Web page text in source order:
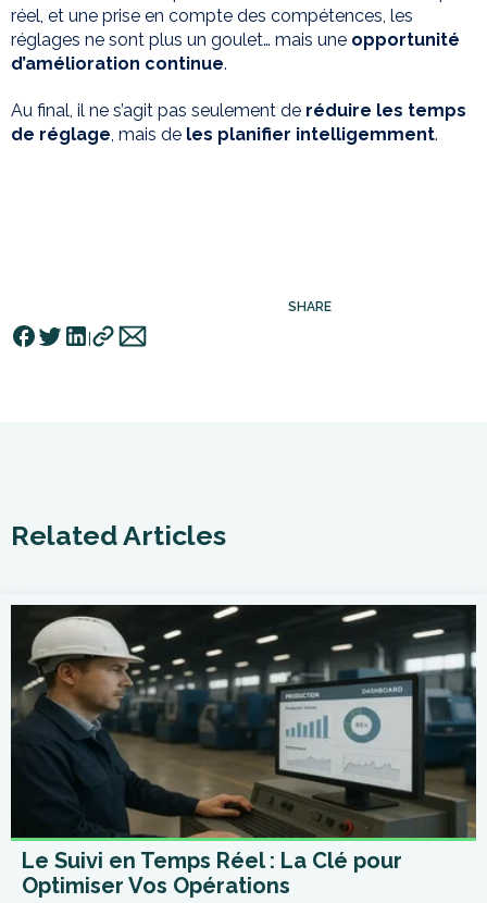
réel, et une prise en compte des compétences, les
réglages ne sont plus un goulet… mais une opportunité
d’amélioration continue.
Au final, il ne s’agit pas seulement de réduire les temps
de réglage, mais de les planifier intelligemment.
SHARE
Related Articles
Le Suivi en Temps Réel : La Clé pour
Optimiser Vos Opérations